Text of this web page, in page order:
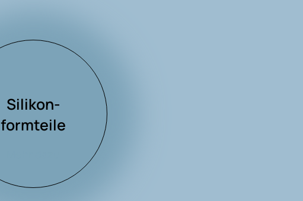
Silikon-
formteile